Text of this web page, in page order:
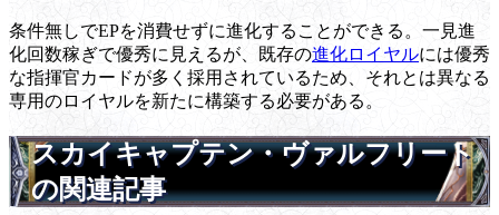
条件無しでEPを消費せずに進化することができる。一見進
化回数稼ぎで優秀に見えるが、既存の進化ロイヤルには優秀
な指揮官カードが多く採用されているため、それとは異なる
専用のロイヤルを新たに構築する必要がある。
スカイキャプテン・ヴァルフリート
の関連記事